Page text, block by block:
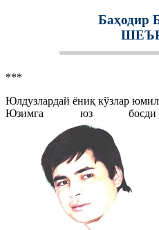
***
Юлдузлардай ёниқ кўзлар
Юзимга юз босди